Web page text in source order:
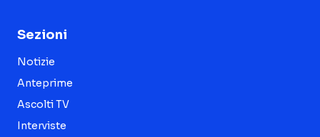
Sezioni
Notizie
Anteprime
Ascolti TV
Interviste